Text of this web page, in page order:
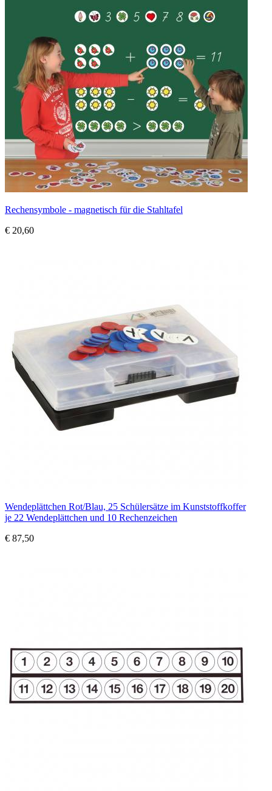
Rechensymbole - magnetisch für die Stahltafel
€ 20,60
Wendeplättchen Rot/Blau, 25 Schülersätze im Kunststoffkoffer
je 22 Wendeplättchen und 10 Rechenzeichen
€ 87,50